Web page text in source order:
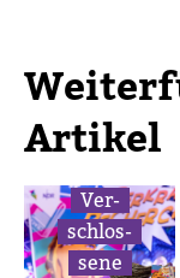
Artikel
Ver­
schlos­
sene